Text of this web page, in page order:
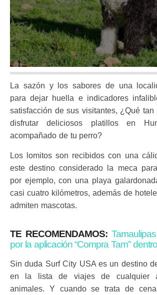
La sazón y los sabores de una
para dejar huella e indicadores
satisfacción de sus visitantes, ¿Qué
disfrutar deliciosos platillos en
acompañado de tu perro?
Los lomitos son recibidos con una
este destino considerado la meca
por ejemplo, con una playa
casi cuatro kilómetros, además de
admiten mascotas.
TE RECOMENDAMOS:
por la aplicación “Compra Tam”
Sin duda Surf City USA es un destino
en la lista de viajes de cualquier
animales. Y cuando se trata de